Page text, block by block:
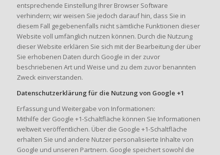
entsprechende Einstellung Ihrer Browser Software
verhindern; wir weisen Sie jedoch darauf hin, dass Sie in
diesem Fall gegebenenfalls nicht sämtliche Funktionen dieser
Website voll umfänglich nutzen können. Durch die Nutzung
dieser Website erklären Sie sich mit der Bearbeitung der über
Sie erhobenen Daten durch Google in der zuvor
beschriebenen Art und Weise und zu dem zuvor benannten
Zweck einverstanden.
Datenschutzerklärung für die Nutzung von Google +1
Erfassung und Weitergabe von Informationen:
Mithilfe der Google +1-Schaltfläche können Sie Informationen
weltweit veröffentlichen. Über die Google +1-Schaltfläche
erhalten Sie und andere Nutzer personalisierte Inhalte von
Google und unseren Partnern. Google speichert sowohl die